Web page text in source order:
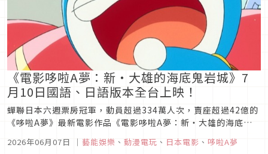
《電影哆啦A夢：新‧大雄的海底鬼岩城》7
月10日國語、日語版本全台上映！
蟬聯日本六週票房冠軍，動員超過334萬人次，賣座超過42億的
《哆啦A夢》最新電影作品《電影哆啦A夢：新‧大雄的海底鬼
告！《電影哆啦A夢：新‧大雄的海底鬼岩城》故事描述大雄一
2026年06月07日 ｜ 藝能娛樂 、 動漫電玩 、 日本電影 、 哆啦A夢